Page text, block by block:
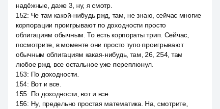
надёжные, даже 3, ну, я смотр.
152: Че там какой-нибудь ржд, там, не знаю, сейчас многие
корпорации проигрывают по доходности просто
облигациям обычным. То есть корпораты трип. Сейчас,
посмотрите, в моменте они просто тупо проигрывают
обычным облигациям какая-нибудь, там, 26, 254, там
любое ржд, все остальное уже переплюнул.
153: По доходности.
154: Вот и все.
155: По доходности, вот и все.
156: Ну, предельно простая математика. На, смотрите,